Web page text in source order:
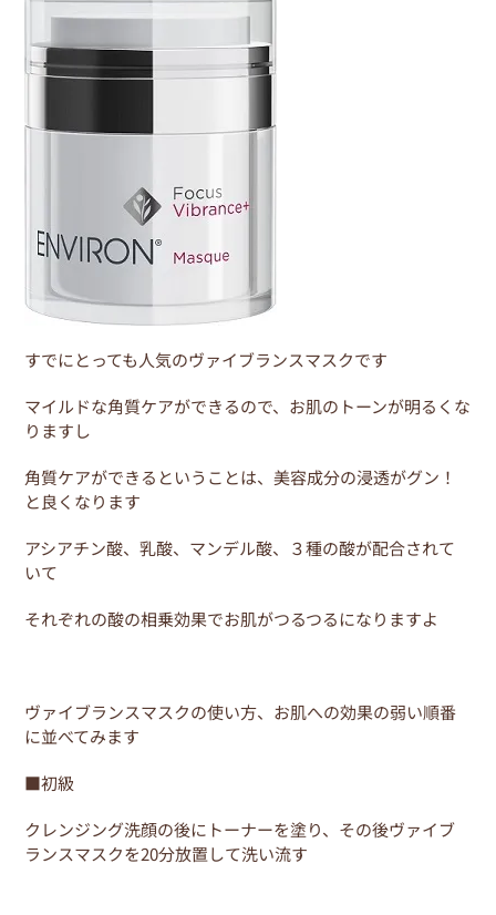
すでにとっても人気のヴァイブランスマスクです
マイルドな角質ケアができるので、お肌のトーンが明るくな
りますし
角質ケアができるということは、美容成分の浸透がグン！
と良くなります
アシアチン酸、乳酸、マンデル酸、３種の酸が配合されて
いて
それぞれの酸の相乗効果でお肌がつるつるになりますよ
ヴァイブランスマスクの使い方、お肌への効果の弱い順番
に並べてみます
■初級
クレンジング洗顔の後にトーナーを塗り、その後ヴァイブ
ランスマスクを20分放置して洗い流す